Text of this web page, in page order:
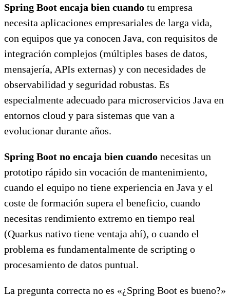
Spring Boot encaja bien cuando tu empresa
necesita aplicaciones empresariales de larga vida,
con equipos que ya conocen Java, con requisitos de
integración complejos (múltiples bases de datos,
mensajería, APIs externas) y con necesidades de
observabilidad y seguridad robustas. Es
especialmente adecuado para microservicios Java en
entornos cloud y para sistemas que van a
evolucionar durante años.
Spring Boot no encaja bien cuando necesitas un
prototipo rápido sin vocación de mantenimiento,
cuando el equipo no tiene experiencia en Java y el
coste de formación supera el beneficio, cuando
necesitas rendimiento extremo en tiempo real
(Quarkus nativo tiene ventaja ahí), o cuando el
problema es fundamentalmente de scripting o
procesamiento de datos puntual.
La pregunta correcta no es «¿Spring Boot es bueno?»